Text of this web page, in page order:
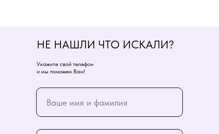
НЕ НАШЛИ ЧТО ИСКАЛИ?
Укажите свой телефон
и мы поможем Вам!